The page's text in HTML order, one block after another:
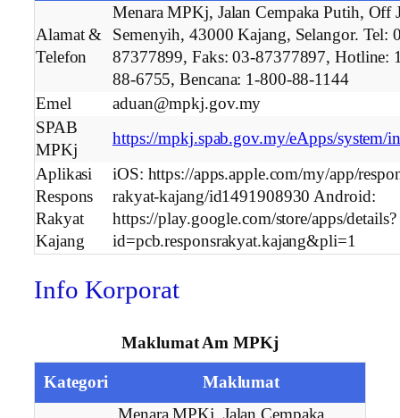
Alamat &
Telefon
Menara MPKj, Jalan Cempaka Putih, Off
Semenyih, 43000 Kajang, Selangor. Tel:
87377899, Faks: 03-87377897, Hotline:
88-6755, Bencana: 1-800-88-1144
Emel
aduan@mpkj.gov.my
SPAB
MPKj
https://mpkj.spab.gov.my/eApps/system/
Aplikasi
Respons
Rakyat
Kajang
iOS: https://apps.apple.com/my/app/
rakyat-kajang/id1491908930 Android:
https://play.google.com/store/apps/details?
id=pcb.responsrakyat.kajang&pli=1
Info Korporat
Maklumat Am MPKj
Kategori
Maklumat